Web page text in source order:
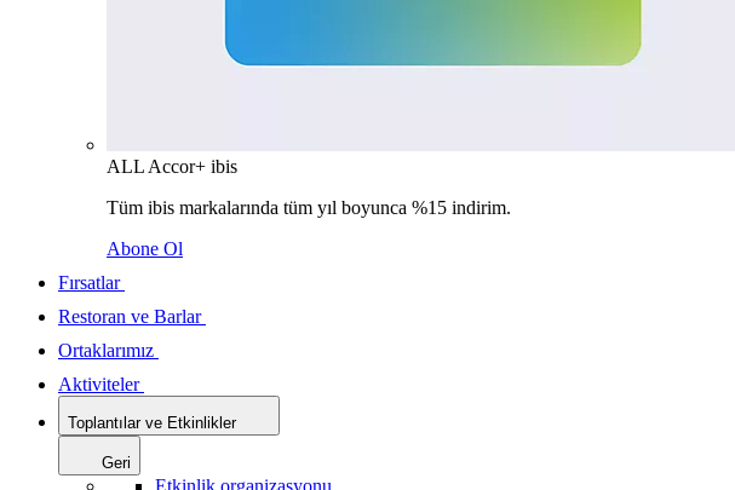
ALL Accor+ ibis
Tüm ibis markalarında tüm yıl boyunca %15 indirim.
Abone Ol
Fırsatlar
Restoran ve Barlar
Ortaklarımız
Aktiviteler
Toplantılar ve Etkinlikler
Geri
Etkinlik organizasyonu